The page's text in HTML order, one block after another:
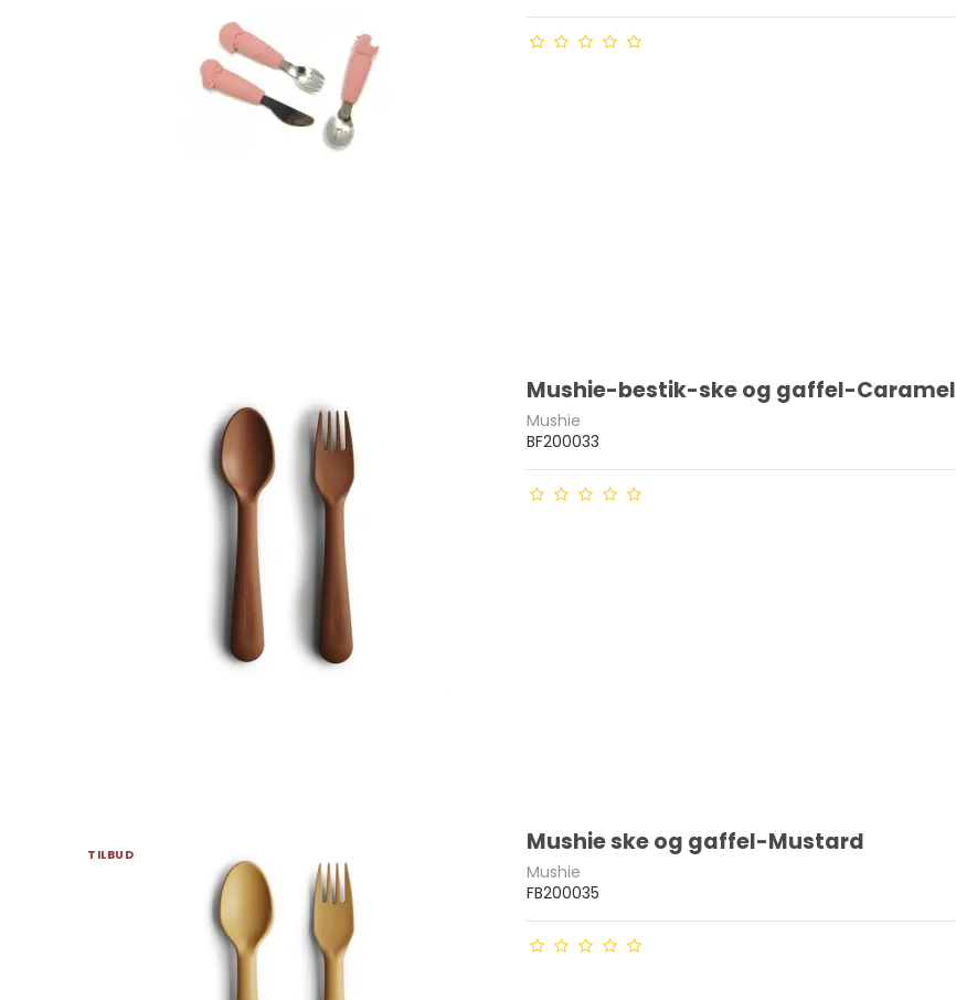
Mushie-bestik-ske og gaffel-Caramel
Mushie
BF200033
TILBUD Mushie ske og gaffel-Mustard
Mushie
FB200035